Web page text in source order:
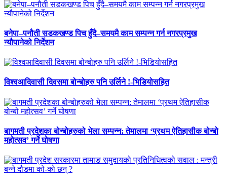
बनेपा–पनौती सडकखण्ड पिच हुँदै–समयमै काम सम्पन्न गर्न नगरप्रमुख
न्यौपानेको निर्देशन
विश्वआदिवासी दिवसमा बोन्बोहरु पनि उर्लिने !-भिडियोसहित
बागमती प्रदेशका बोन्बोहरुको भेला सम्पन्न: तेमालमा ‘प्रथम ऐतिहासीक बोन्बो
महोत्सव’ गर्ने घोषणा